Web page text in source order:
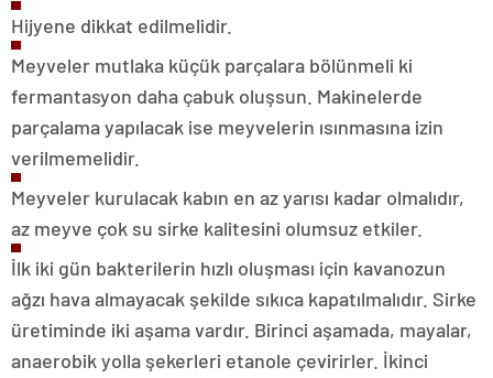
Hijyene dikkat edilmelidir.
Meyveler mutlaka küçük parçalara bölünmeli ki
fermantasyon daha çabuk oluşsun. Makinelerde
parçalama yapılacak ise meyvelerin ısınmasına izin
verilmemelidir.
Meyveler kurulacak kabın en az yarısı kadar olmalıdır,
az meyve çok su sirke kalitesini olumsuz etkiler.
İlk iki gün bakterilerin hızlı oluşması için kavanozun
ağzı hava almayacak şekilde sıkıca kapatılmalıdır. Sirke
üretiminde iki aşama vardır. Birinci aşamada, mayalar,
anaerobik yolla şekerleri etanole çevirirler. İkinci